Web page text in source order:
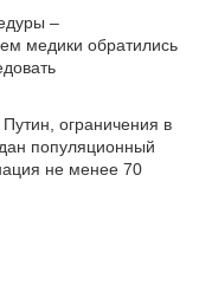
–
медики обратились
ограничения в
популяционный
не менее 70